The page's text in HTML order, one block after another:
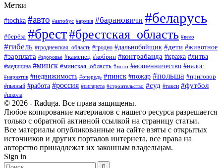
Метки
#tochka #авто #автобус #армия #барановичи #беларусь
#берёза #брест#брестская_область #вело
#гибель #гродненская_область #гродно #дальнобойщик #дети #животное
#зарплата #здоровье #каменец #кобрин #контрабанда #кража #литва
#медицина #минск #минская_область #мото #мошенничество #налог
#наркотик #недвижимость #очередь #пинск #пожар #польша #приговор
#пьяный #работа #россия #сигарета #строительство #суд #такси #футбол
#школа
© 2026 - Raduga. Все права защищены.
Любое копирование материалов с нашего ресурса разрешается
только с обратной активной ссылкой на страницу статьи.
Все материалы опубликованные на сайте взяты с открытых
источников и других порталов интернета, все права на
авторство принадлежат их законным владельцам.
Sign in